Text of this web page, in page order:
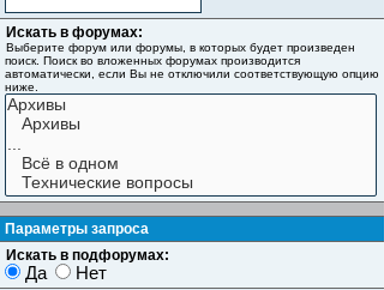
Искать в форумах:
Выберите форум или форумы, в которых будет произведен
поиск. Поиск во вложенных форумах производится
автоматически, если Вы не отключили соответствующую опцию
ниже.
Параметры запроса
Искать в подфорумах:
Да Нет